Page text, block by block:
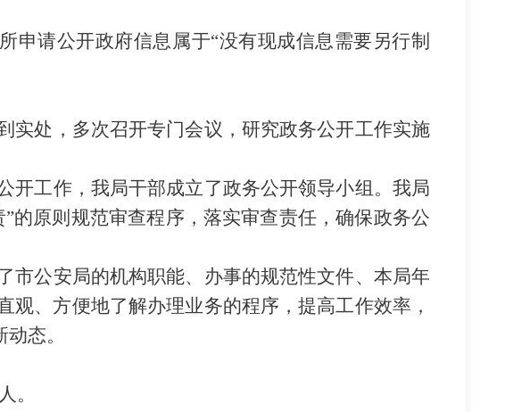
申请公开政府信息属于“没有现成信息需要另行制
实处，多次召开专门会议，研究政务公开工作实施
开工作，我局干部成立了政务公开领导小组。我局
的原则规范审查程序，落实审查责任，确保政务公
市公安局的机构职能、办事的规范性文件、本局年
、方便地了解办理业务的程序，提高工作效率，
态。
。